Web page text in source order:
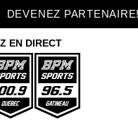
DEVENEZ PARTENAIRE!
EN DIRECT